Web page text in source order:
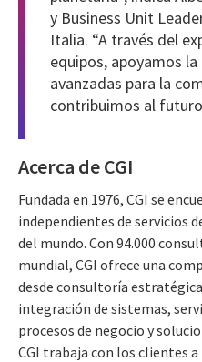
y Business Unit
Italia. “A través del
equipos, apoyamos
avanzadas para la
contribuimos al
Acerca de CGI
Fundada en 1976, CGI se
independientes de servicios
del mundo. Con 94.000
mundial, CGI ofrece una
desde consultoría
integración de sistemas,
procesos de negocio y
CGI trabaja con los clientes